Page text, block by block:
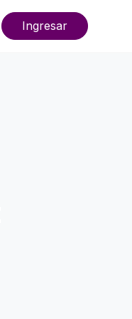
Ingresar